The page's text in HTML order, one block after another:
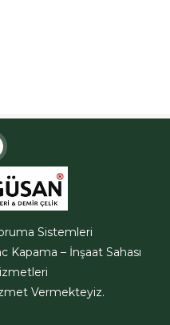
Sistemleri
Kapama – İnşaat Sahası
Vermekteyiz.